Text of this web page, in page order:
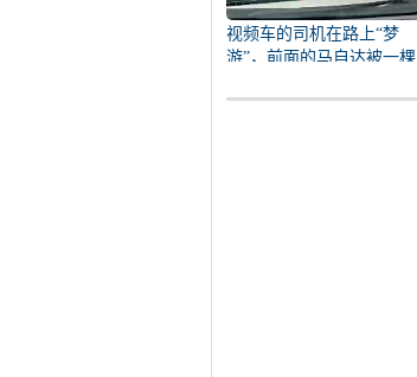
视频车的司机在路上“梦
游”，前面的马自达被一棵